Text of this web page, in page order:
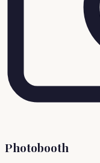
Photobooth